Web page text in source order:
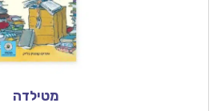
מטילדה